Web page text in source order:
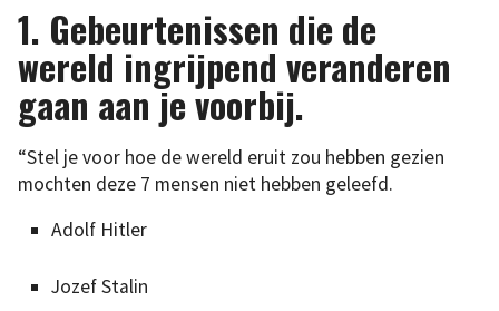
1. Gebeurtenissen die de
wereld ingrijpend veranderen
gaan aan je voorbij.
“Stel je voor hoe de wereld eruit zou hebben gezien
mochten deze 7 mensen niet hebben geleefd.
Adolf Hitler
Jozef Stalin